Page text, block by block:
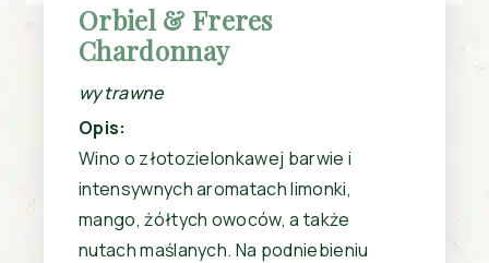
Orbiel & Freres
Chardonnay
wytrawne
Opis:
Wino o złotozielonkawej barwie i
intensywnych aromatach limonki,
mango, żółtych owoców, a także
nutach maślanych. Na podniebieniu